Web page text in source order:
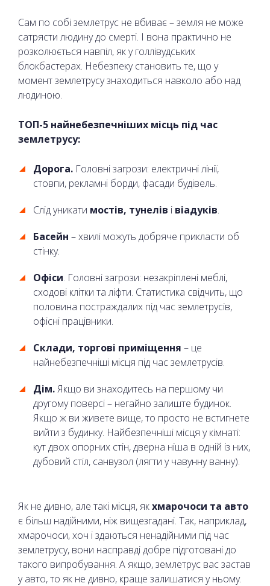
Сам по собі землетрус не вбиває – земля не може
сатрясти людину до смерті. І вона практично не
розколюється навпіл, як у голлівудських
блокбастерах. Небезпеку становить те, що у
момент землетрусу знаходиться навколо або над
людиною.
ТОП-5 найнебезпечніших місць під час
землетрусу:
Дорога. Головні загрози: електричні лінії,
стовпи, рекламні борди, фасади будівель.
Слід уникати мостів, тунелів і віадуків.
Басейн – хвилі можуть добряче прикласти об
стінку.
Офіси. Головні загрози: незакріплені меблі,
сходові клітки та ліфти. Статистика свідчить, що
половина постраждалих під час землетрусів,
офісні працівники.
Склади, торгові приміщення – це
найнебезпечніші місця під час землетрусів.
Дім.Якщо ви знаходитесь на першому чи
другому поверсі – негайно залиште будинок.
Якщо ж ви живете вище, то просто не встигнете
вийти з будинку. Найбезпечніші місця у кімнаті:
кут двох опорних стін, дверна ніша в одній із них,
дубовий стіл, санвузол (лягти у чавунну ванну).
Як не дивно, але такі місця, якхмарочоси та авто
є більш надійними, ніж вищезгадані. Так, наприклад,
хмарочоси, хоч і здаються ненадійними під час
землетрусу, вони насправді добре підготовані до
такого випробування. А якщо, землетрус вас застав
у авто, то як не дивно, краще залишатися у ньому.